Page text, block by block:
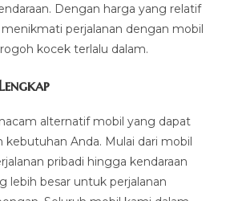
Dengan harga yang relatif
perjalanan dengan mobil
kocek terlalu dalam.
alternatif mobil yang dapat
kebutuhan Anda. Mulai dari mobil
pribadi hingga kendaraan
lebih besar untuk perjalanan